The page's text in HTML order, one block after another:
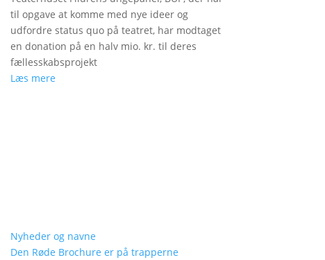
til opgave at komme med nye ideer og
udfordre status quo på teatret, har modtaget
en donation på en halv mio. kr. til deres
fællesskabsprojekt
Læs mere
Nyheder og navne
Den Røde Brochure er på trapperne